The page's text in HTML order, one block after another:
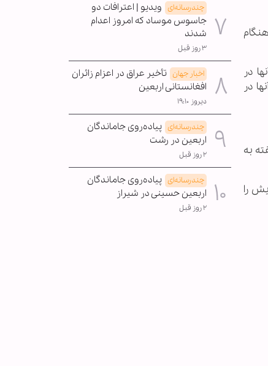
در
در
به
را
چندرسانه‌ای ویدیو | اعترافات دو
جاسوس موساد که امروز اعدام
شدند
۳ روز قبل
اخبار جهان تأخیر عراق در اعزام زائران
افغانستانی اربعین
دیروز ۱۹:۱۰
چندرسانه‌ای پیاده‌روی جاماندگان
اربعین در رشت
۲ روز قبل
چندرسانه‌ای پیاده‌روی جاماندگان
اربعین حسینی در شیراز
۲ روز قبل